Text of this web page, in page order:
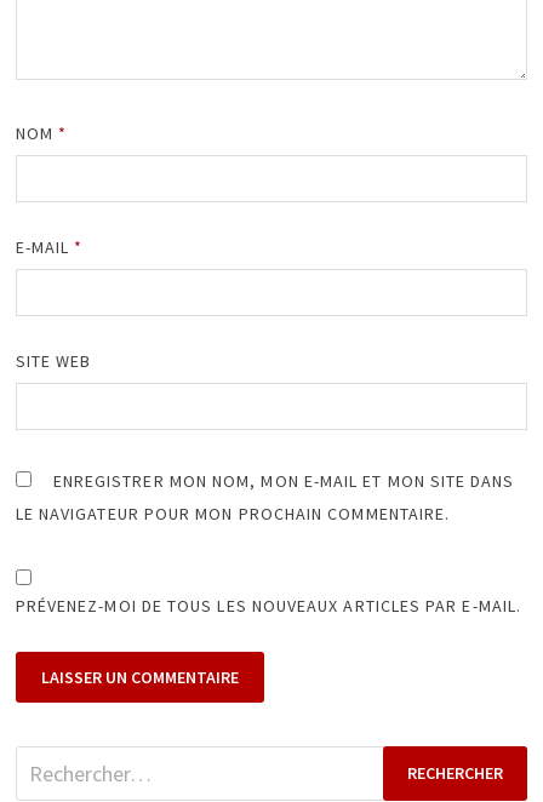
NOM *
E-MAIL *
SITE WEB
ENREGISTRER MON NOM, MON E-MAIL ET MON SITE DANS
LE NAVIGATEUR POUR MON PROCHAIN COMMENTAIRE.
PRÉVENEZ-MOI DE TOUS LES NOUVEAUX ARTICLES PAR E-MAIL.
Rechercher :